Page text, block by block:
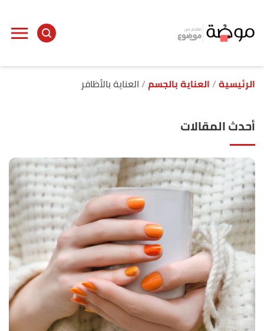
الرئيسية العناية بالجسم العناية بالأظافر
أحدث المقالات